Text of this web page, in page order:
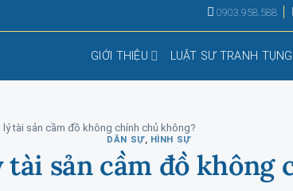
0903.958.588
GIỚI THIỆU LUẬT SƯ TRANH TỤNG
tài sản cầm đồ không chính chủ không?
DÂN SỰ, HÌNH SỰ
sản cầm đồ không